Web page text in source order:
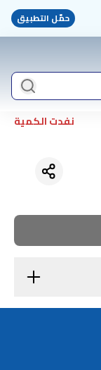
حمّل التطبيق
نفدت الكمية